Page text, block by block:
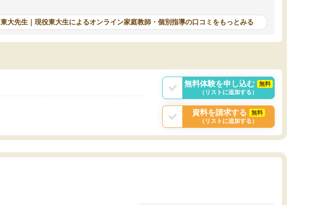
れるので、ちょっと教わるぐらいじゃ全然時間
が足りない！ みたいな方にピッタリです。
東大先生｜現役東大生によるオンライン家庭教師・個別指導の口コミをもっとみる
無料体験を申し込む
無料
（リストに追加する）
資料を請求する
無料
（リストに追加する）